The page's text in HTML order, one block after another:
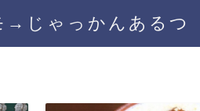
→じゃっかんあるつ